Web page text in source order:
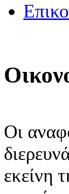
Oι
εκείνη